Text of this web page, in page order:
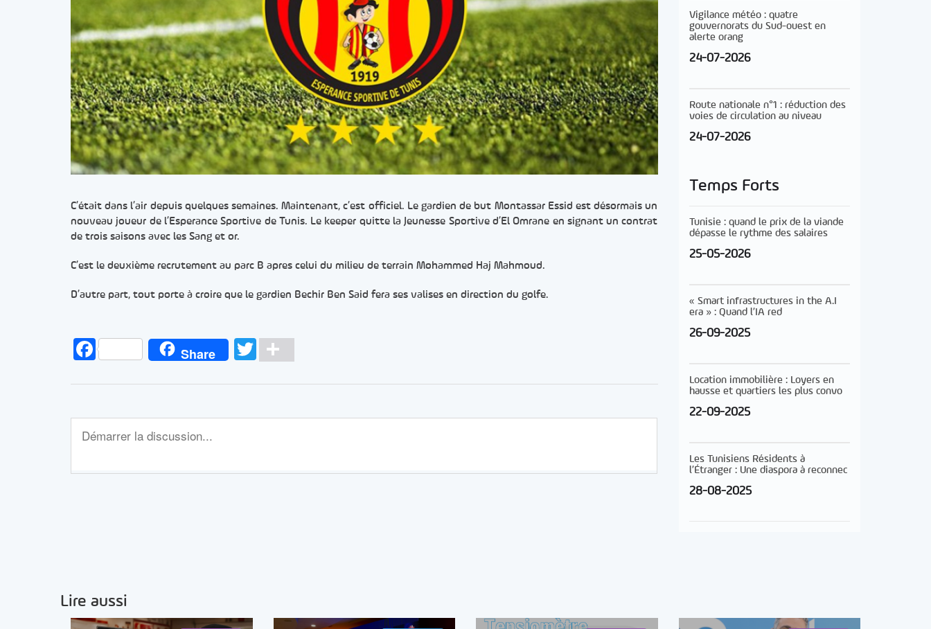
C’était dans l’air depuis quelques semaines. Maintenant, c’est officiel. Le gardien de but Montassar Essid est désormais un
nouveau joueur de l’Esperance Sportive de Tunis. Le keeper quitte la Jeunesse Sportive d’El Omrane en signant un contrat
de trois saisons avec les Sang et or.
C’est le deuxième recrutement au parc B apres celui du milieu de terrain Mohammed Haj Mahmoud.
D’autre part, tout porte à croire que le gardien Bechir Ben Said fera ses valises en direction du golfe.
FacebookShare TwitterPartager
Vigilance météo : quatre
gouvernorats du Sud-ouest en
alerte orang
24-07-2026
Route nationale n°1 : réduction des
voies de circulation au niveau
24-07-2026
Temps Forts
Tunisie : quand le prix de la viande
dépasse le rythme des salaires
25-05-2026
« Smart infrastructures in the A.I
era » : Quand l’IA red
26-09-2025
Location immobilière : Loyers en
hausse et quartiers les plus convo
22-09-2025
Les Tunisiens Résidents à
l’Étranger : Une diaspora à reconnec
28-08-2025
Lire aussi